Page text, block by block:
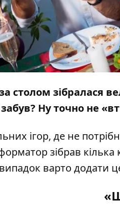
столом зібралася
Ну точно не
ігор, де не
зібрав
варто додати